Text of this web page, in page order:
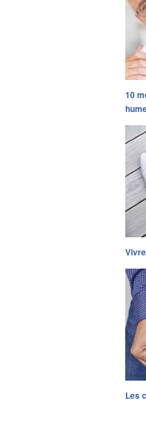
10
Les